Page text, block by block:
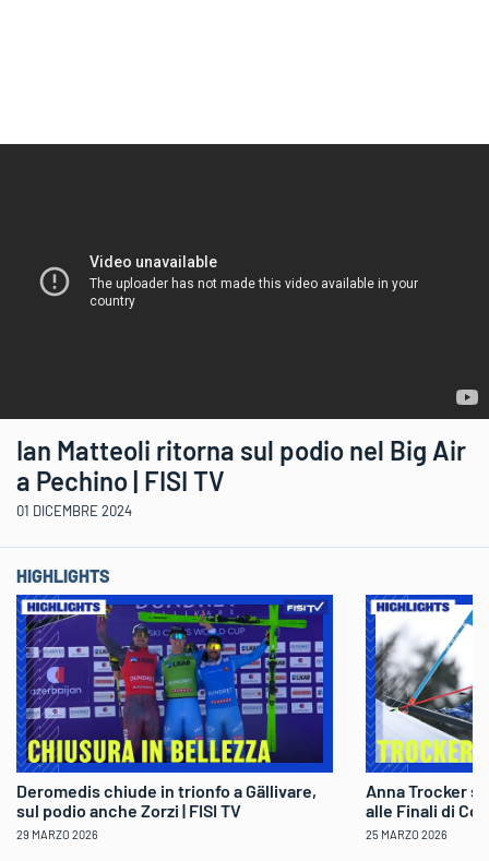
Ian Matteoli ritorna sul podio nel Big Air
a Pechino | FISI TV
01 DICEMBRE 2024
HIGHLIGHTS
Deromedis chiude in trionfo a Gällivare,
sul podio anche Zorzi | FISI TV
29 MARZO 2026
Anna Trocker
alle Finali di
25 MARZO 2026